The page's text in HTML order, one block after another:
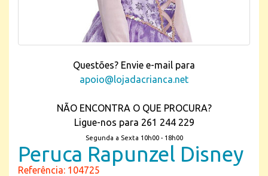
Questões? Envie e-mail para
apoio@lojadacrianca.net
NÃO ENCONTRA O QUE PROCURA?
Ligue-nos para 261 244 229
Segunda a Sexta 10h00 - 18h00
Peruca Rapunzel Disney
Referência: 104725